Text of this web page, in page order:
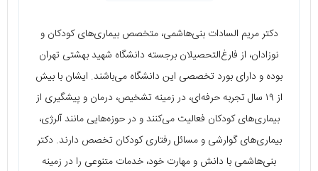
دکتر مریم السادات بنی‌‏هاشمی، متخصص بیماری‌های کودکان و
نوزادان، از فارغ‌التحصیلان برجسته دانشگاه شهید بهشتی تهران
بوده و دارای بورد تخصصی این دانشگاه می‌باشند. ایشان با بیش
از ۱۹ سال تجربه حرفه‌ای، در زمینه تشخیص، درمان و پیشگیری از
بیماری‌های کودکان فعالیت می‌کنند و در حوزه‌هایی مانند آلرژی،
بیماری‌های گوارشی و مسائل رفتاری کودکان تخصص دارند. دکتر
بنی‌‏هاشمی با دانش و مهارت خود، خدمات متنوعی را در زمینه